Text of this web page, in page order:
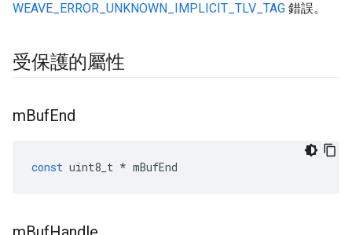
WEAVE_ERROR_UNKNOWN_IMPLICIT_TLV_TAG 錯誤。
受保護的屬性
mBufEnd
const uint8_t * mBufEnd